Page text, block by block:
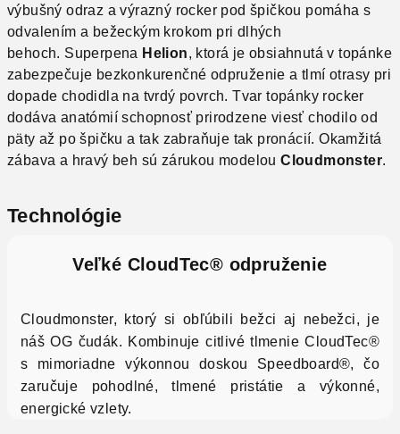
výbušný odraz a výrazný rocker pod špičkou pomáha s
odvalením a bežeckým krokom pri dlhých
behoch. Superpena Helion, ktorá je obsiahnutá v topánke
zabezpečuje bezkonkurenčné odpruženie a tlmí otrasy pri
dopade chodidla na tvrdý povrch. Tvar topánky rocker
dodáva anatómií schopnosť prirodzene viesť chodilo od
päty až po špičku a tak zabraňuje tak pronácií. Okamžitá
zábava a hravý beh sú zárukou modelouCloudmonster.
Technológie
Veľké CloudTec® odpruženie
Cloudmonster, ktorý si obľúbili bežci aj nebežci, je
náš OG čudák. Kombinuje citlivé tlmenie CloudTec®
s mimoriadne výkonnou doskou Speedboard®, čo
zaručuje pohodlné, tlmené pristátie a výkonné,
energické vzlety.